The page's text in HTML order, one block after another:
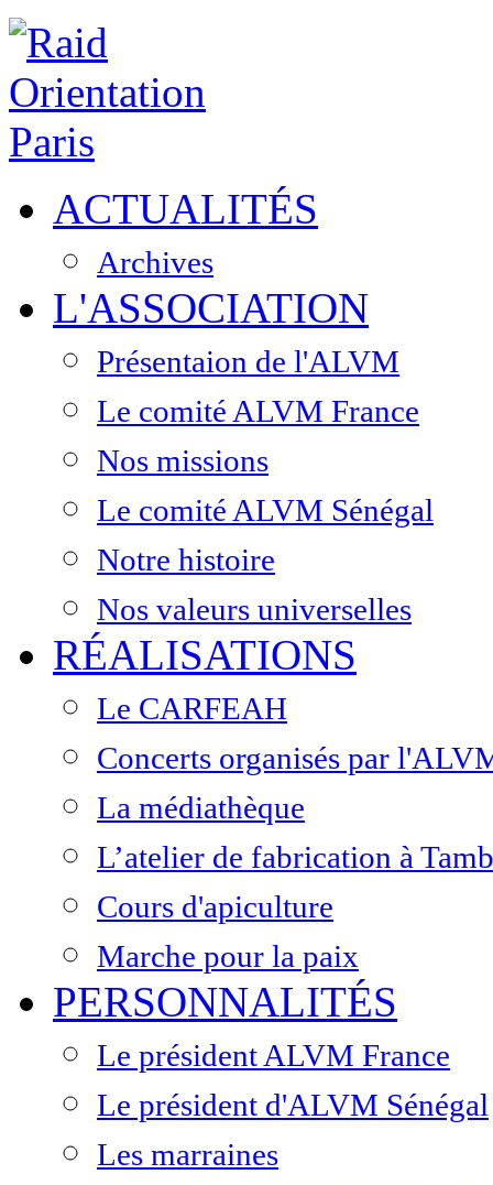
ACTUALITÉS
Archives
L'ASSOCIATION
Présentaion de l'ALVM
Le comité ALVM France
Nos missions
Le comité ALVM Sénégal
Notre histoire
Nos valeurs universelles
RÉALISATIONS
Le CARFEAH
Concerts organisés par
La médiathèque
L’atelier de fabrication à
Cours d'apiculture
Marche pour la paix
PERSONNALITÉS
Le président ALVM France
Le président d'ALVM Sénégal
Les marraines